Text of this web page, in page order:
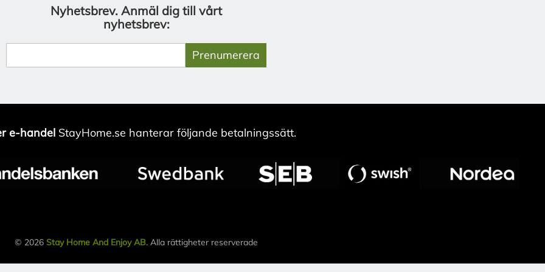
Nyhetsbrev. Anmäl dig till vårt
nyhetsbrev:
Prenumerera
e-handelStayHome.se hanterar följande betalningssätt.
© 2026 Stay Home And Enjoy AB. Alla rättigheter reserverade